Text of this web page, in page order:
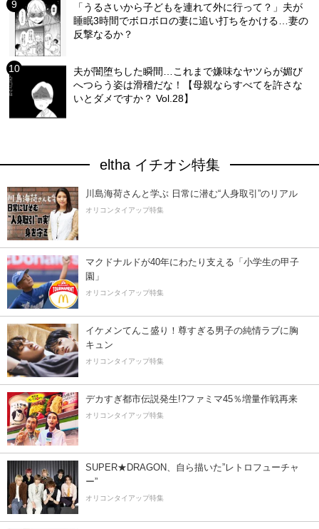
「うるさいから子どもを連れて外に行って？」夫が
睡眠3時間でボロボロの妻に追い打ちをかける…妻の
反撃なるか？
夫が闇堕ちした瞬間…これまで嫌味なヤツらが媚び
へつらう姿は滑稽だな！【母親ならすべてを許さな
いとダメですか？ Vol.28】
eltha イチオシ特集
川島海荷さんと学ぶ 日常に潜む“人身取引”のリアル
オリコンタイアップ特集
マクドナルドが40年にわたり支える「小学生の甲子
園」
オリコンタイアップ特集
イケメンてんこ盛り！尊すぎる男子の純情ラブに胸
キュン
オリコンタイアップ特集
デカすぎ都市伝説発生!?ファミマ45％増量作戦再来
オリコンタイアップ特集
SUPER★DRAGON、自ら描いた”レトロフューチャ
ー”
オリコンタイアップ特集